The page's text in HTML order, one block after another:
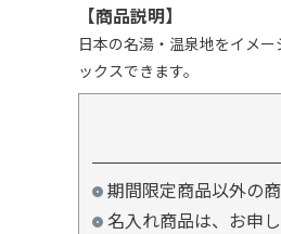
【商品説明】
日本の名湯・温泉地をイメ
ックスできます。
期間限定商品以外の
名入れ商品は、お申